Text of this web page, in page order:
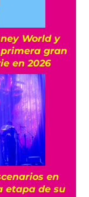
World y
gran
en 2026
en
etapa de su